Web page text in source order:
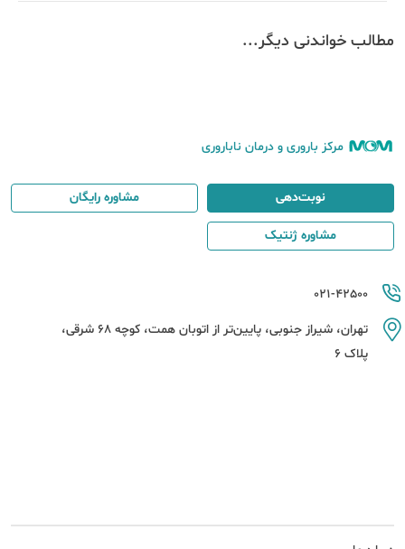
مطالب خواندنی دیگر...
مرکز باروری و درمان ناباروری
021-42500
تهران، شیراز جنوبی، پایین‌تر از اتوبان همت، کوچه 68 شرقی،
پلاک 6
نوبت‌دهی مشاوره رایگان
مشاوره ژنتیک